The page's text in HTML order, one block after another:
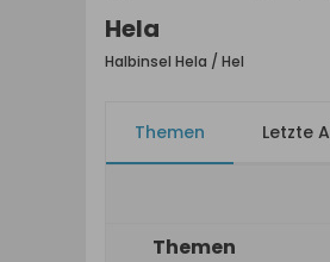
Hela
Halbinsel Hela / Hel
Themen Letzte
Themen